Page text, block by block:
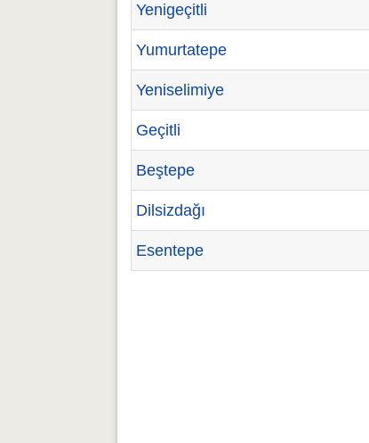
Yenigeçitli
Yumurtatepe
Yeniselimiye
Geçitli
Beştepe
Dilsizdağı
Esentepe